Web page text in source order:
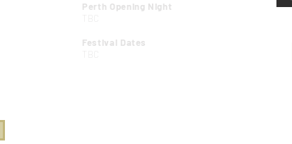
Perth Opening Night
Festival Dates